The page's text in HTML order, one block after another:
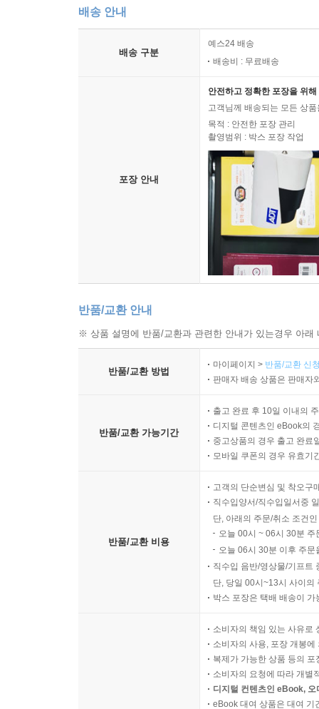
배송 안내
배송 구분
예스24 배송
배송비 : 무료배송
포장 안내
안전하고 정확한 포장을 위
고객님께 배송되는 모든 상
목적 : 안전한 포장 관리
촬영범위 : 박스 포장 작업
반품/교환 안내
※ 상품 설명에 반품/교환과 관련한 안내가 있는경우 아
반품/교환 방법
마이페이지 > 반품/교환 신
판매자 배송 상품은 판매자
반품/교환 가능기간
출고 완료 후 10일 이내의
디지털 콘텐츠인 eBook의
중고상품의 경우 출고 완료
모바일 쿠폰의 경우 유효기
반품/교환 비용
고객의 단순변심 및 착오구
직수입양서/직수입일서중
단, 아래의 주문/취소 조건
오늘 00시 ~ 06시 30분
오늘 06시 30분 이후 주
직수입 음반/영상물/기프트
단, 당일 00시~13시 사이의
박스 포장은 택배 배송이
소비자의 책임 있는 사유로
소비자의 사용, 포장 개봉
복제가 가능한 상품 등의
소비자의 요청에 따라 개별
디지털 컨텐츠인 eBook,
eBook 대여 상품은 대여 기